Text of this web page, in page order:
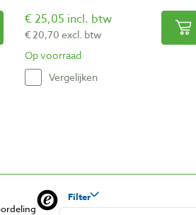
€ 25,05 incl. btw
€ 20,70 excl. btw
Op voorraad
Vergelijken